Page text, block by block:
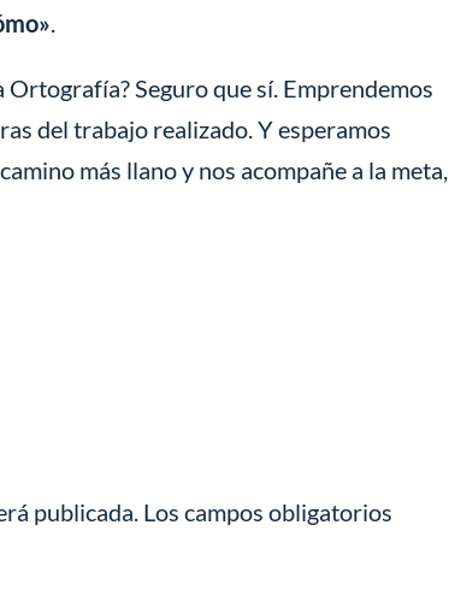
.
Seguro que sí. Emprendemos
del trabajo realizado. Y esperamos
más llano y nos acompañe a la meta,
publicada. Los campos obligatorios